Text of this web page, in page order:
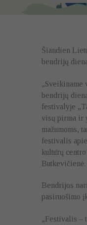
Kontaktai
Šiandien
bendrijų
„Sveikiname
bendrijų
festivalyje
visų pirma ir
mažumoms,
festivalis
kultūrų
Butkevičienė.
Bendrijos
pasiruošimo
„Festivalis –